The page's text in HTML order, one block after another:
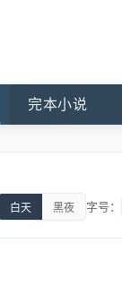
完本小说
白天 黑夜 字号：